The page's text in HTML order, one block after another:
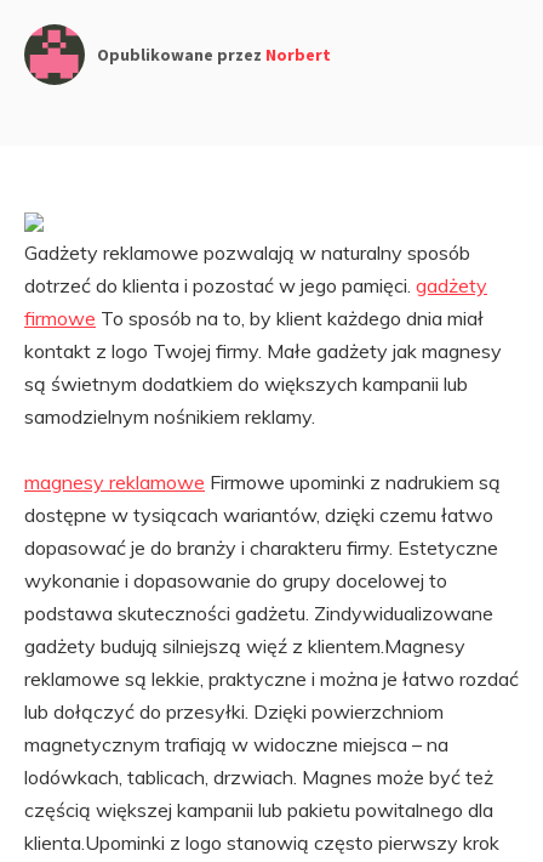
Opublikowane przez Norbert
Gadżety reklamowe pozwalają w naturalny sposób
dotrzeć do klienta i pozostać w jego pamięci. gadżety
firmowe To sposób na to, by klient każdego dnia miał
kontakt z logo Twojej firmy. Małe gadżety jak magnesy
są świetnym dodatkiem do większych kampanii lub
samodzielnym nośnikiem reklamy.
magnesy reklamowe Firmowe upominki z nadrukiem są
dostępne w tysiącach wariantów, dzięki czemu łatwo
dopasować je do branży i charakteru firmy. Estetyczne
wykonanie i dopasowanie do grupy docelowej to
podstawa skuteczności gadżetu. Zindywidualizowane
gadżety budują silniejszą więź z klientem.Magnesy
reklamowe są lekkie, praktyczne i można je łatwo rozdać
lub dołączyć do przesyłki. Dzięki powierzchniom
magnetycznym trafiają w widoczne miejsca – na
lodówkach, tablicach, drzwiach. Magnes może być też
częścią większej kampanii lub pakietu powitalnego dla
klienta.Upominki z logo stanowią często pierwszy krok